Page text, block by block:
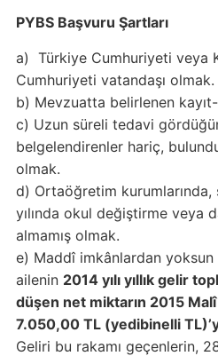
PYBS Başvuru Şartları
a) Türkiye Cumhuriyeti veya
Cumhuriyeti vatandaşı olmak.
b) Mevzuatta belirlenen kayıt-
c) Uzun süreli tedavi
belgelendirenler hariç,
olmak.
d) Ortaöğretim kurumlarında,
yılında okul değiştirme veya
almamış olmak.
e) Maddî imkânlardan
ailenin 2014 yılı yıllık gelir
düşen net miktarın 2015
7.050,00 TL (yedibinelli
Geliri bu rakamı geçenlerin,